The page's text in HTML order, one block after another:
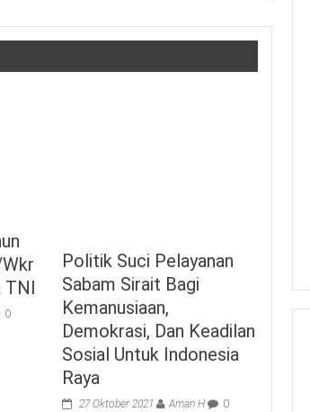
TNI
0
Politik Suci Pelayanan
Sabam Sirait Bagi
Kemanusiaan,
Demokrasi, Dan Keadilan
Sosial Untuk Indonesia
Raya
27 Oktober 2021 Aman H 0